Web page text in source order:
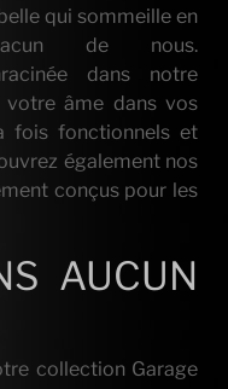
qui sommeille en
de nous.
dans notre
votre âme dans vos
fois fonctionnels et
également nos
conçus pour les
AUCUN
collection Garage